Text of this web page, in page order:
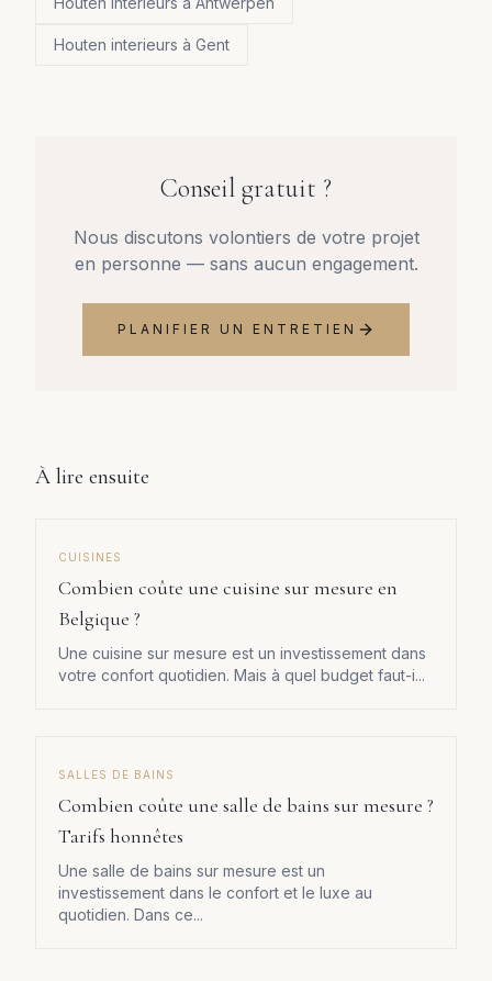
Houten interieurs à Gent
Conseil gratuit ?
Nous discutons volontiers de votre projet
en personne — sans aucun engagement.
PLANIFIER UN ENTRETIEN
À lire ensuite
CUISINES
Combien coûte une cuisine sur mesure en
Belgique ?
Une cuisine sur mesure est un investissement dans
votre confort quotidien. Mais à quel budget faut-i...
SALLES DE BAINS
Combien coûte une salle de bains sur mesure ?
Tarifs honnêtes
Une salle de bains sur mesure est un
investissement dans le confort et le luxe au
quotidien. Dans ce...